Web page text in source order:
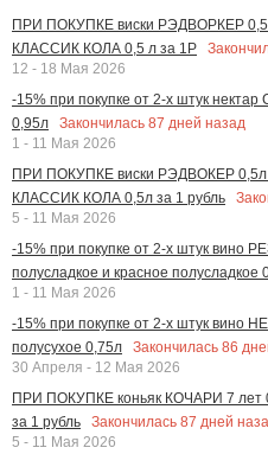
ПРИ ПОКУПКЕ виски РЭДВОРКЕР
КЛАССИК КОЛА 0,5 л за 1Р
12 - 18 Мая 2026
-15% при покупке от 2-х штук
0,95л
Закончилась 87 дней назад
1 - 11 Мая 2026
ПРИ ПОКУПКЕ виски РЭДВОКЕР
КЛАССИК КОЛА 0,5л за 1 рубль
5 - 11 Мая 2026
-15% при покупке от 2-х штук вино
полусладкое и красное полусладкое
1 - 11 Мая 2026
-15% при покупке от 2-х штук вино
полусухое 0,75л
Закончилась 86
30 Апреля - 12 Мая 2026
ПРИ ПОКУПКЕ коньяк КОЧАРИ 7 лет
за 1 рубль
Закончилась 87 дней
5 - 11 Мая 2026